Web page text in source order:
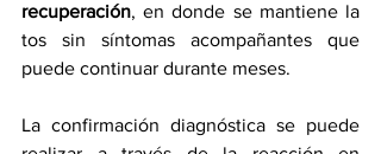
recuperación, en donde se mantiene la
tos sin síntomas acompañantes que
puede continuar durante meses.
La confirmación diagnóstica se puede